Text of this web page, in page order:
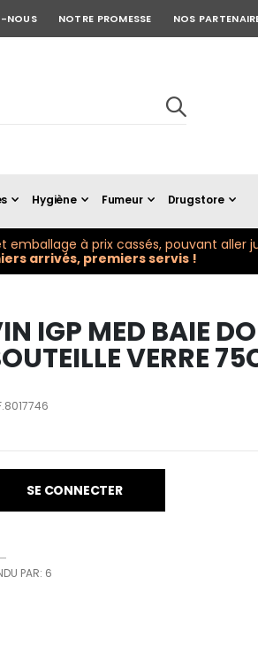
NOUS NOTRE PROMESSE NOS
Hygiène Fumeur Drugstore
à prix cassés, pouvant aller
arrivés, premiers servis !
IGP MED BAIE
VERRE
SE CONNECTER
PAR: 6